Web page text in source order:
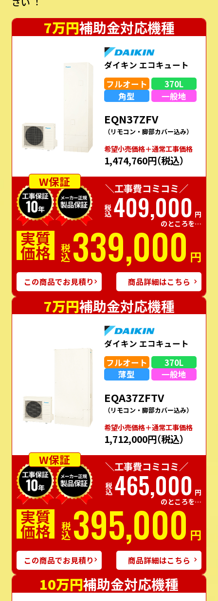
7万円補助金対応機種
ダイキン エコキュート
フルオート
370L
角型
一般地
EQN37ZFV
（リモコン・脚部カバー込み）
希望⼩売価格＋通常⼯事価格
1,474,760円（税込）
W保証
＼工事費コミコミ／
税込409,000 円
のところを…
実質
価格 税込339,000 円
この商品でお見積り 商品詳細はこちら
7万円補助金対応機種
ダイキン エコキュート
フルオート
370L
薄型
一般地
EQA37ZFTV
（リモコン・脚部カバー込み）
希望⼩売価格＋通常⼯事価格
1,712,000円（税込）
W保証
＼工事費コミコミ／
税込465,000 円
のところを…
実質
価格 税込395,000 円
この商品でお見積り 商品詳細はこちら
10万円補助金対応機種